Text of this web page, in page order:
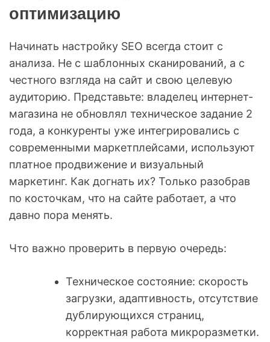
оптимизацию
Начинать настройку SEO всегда стоит с
анализа. Не с шаблонных сканирований, а с
честного взгляда на сайт и свою целевую
аудиторию. Представьте: владелец интернет-
магазина не обновлял техническое задание 2
года, а конкуренты уже интегрировались с
современными маркетплейсами, используют
платное продвижение и визуальный
маркетинг. Как догнать их? Только разобрав
по косточкам, что на сайте работает, а что
давно пора менять.
Что важно проверить в первую очередь:
Техническое состояние: скорость
загрузки, адаптивность, отсутствие
дублирующихся страниц,
корректная работа микроразметки.